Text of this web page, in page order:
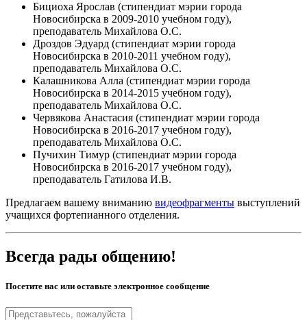
Бициоха Ярослав (стипендиат мэрии города
Новосибирска в 2009-2010 учебном году),
преподаватель Михайлова О.С.
Дроздов Эдуард (стипендиат мэрии города
Новосибирска в 2010-2011 учебном году),
преподаватель Михайлова О.С.
Калашникова Алла (стипендиат мэрии города
Новосибирска в 2014-2015 учебном году),
преподаватель Михайлова О.С.
Червякова Анастасия (стипендиат мэрии города
Новосибирска в 2016-2017 учебном году),
преподаватель Михайлова О.С.
Пучихин Тимур (стипендиат мэрии города
Новосибирска в 2016-2017 учебном году),
преподаватель Гатилова И.В.
Предлагаем вашему вниманию видеофрагменты выступлений
учащихся фортепианного отделения.
Всегда рады общению!
Посетите нас или оставьте электронное сообщение